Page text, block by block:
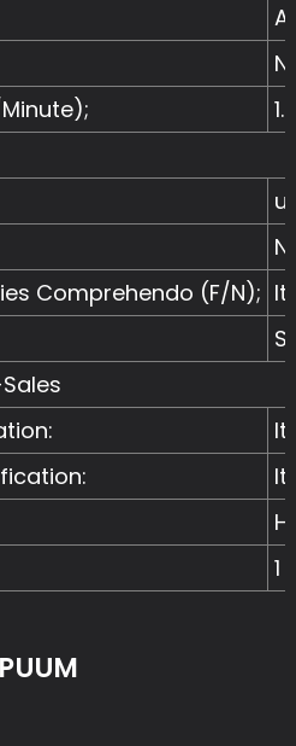
Comprehendo (F/N);
1